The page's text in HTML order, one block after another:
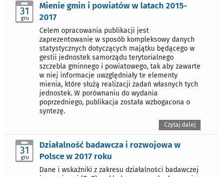
31
gru
Mienie gmin i powiatów w latach 2015-
2017
Celem opracowania publikacji jest
zaprezentowanie w sposób kompleksowy danych
statystycznych dotyczących majątku będącego w
gestii jednostek samorządu terytorialnego
szczebla gminnego i powiatowego, tak aby zawarte
w niej informacje uwzględniały te elementy
mienia, które służą realizacji zadań własnych tych
jednostek. W porównaniu do wydania
poprzedniego, publikacja została wzbogacona o
syntezę.
Czytaj dalej
31
gru
Działalność badawcza i rozwojowa w
Polsce w 2017 roku
Dane i wskaźniki z zakresu działalności badawczej